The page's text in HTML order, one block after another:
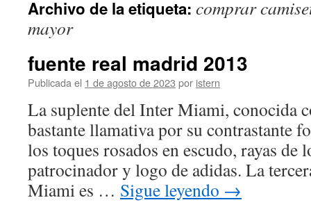
contenido
Archivo de la etiqueta: comprar
mayor
fuente real madrid 2013
Publicada el 1 de agosto de 2023 por istern
La suplente del Inter Miami, conocida
bastante llamativa por su contrastante
los toques rosados en escudo, rayas de
patrocinador y logo de adidas. La
Miami es … Sigue leyendo →